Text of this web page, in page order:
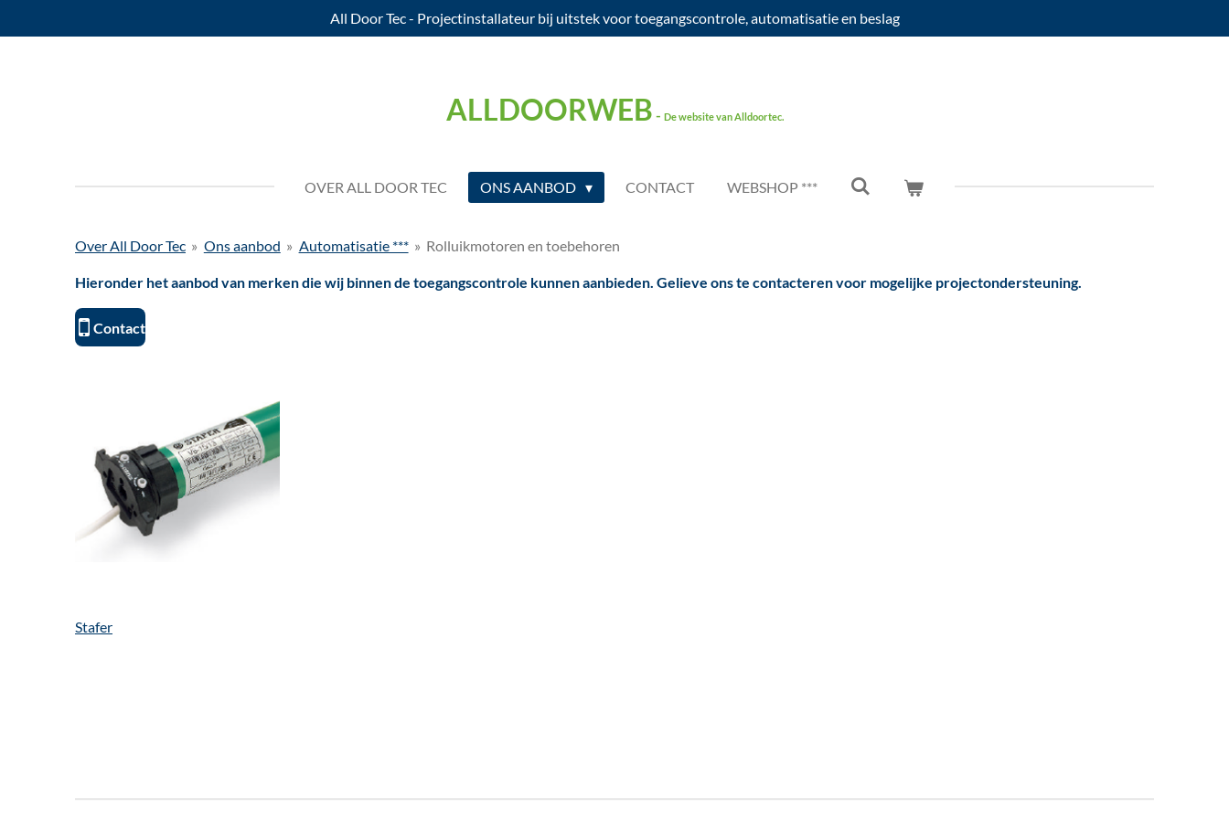
direct
All Door Tec - Projectinstallateur bij uitstek voor toegangscontrole, automatisatie en beslag
ALLDOORWEB - De website van Alldoortec.
OVER ALL DOOR TEC ONS AANBOD CONTACT WEBSHOP ***
Over All Door Tec » Ons aanbod » Automatisatie *** » Rolluikmotoren en toebehoren
Hieronder het aanbod van merken die wij binnen de toegangscontrole kunnen aanbieden. Gelieve ons te contacteren voor mogelijke projectondersteuning.
Contact
Stafer